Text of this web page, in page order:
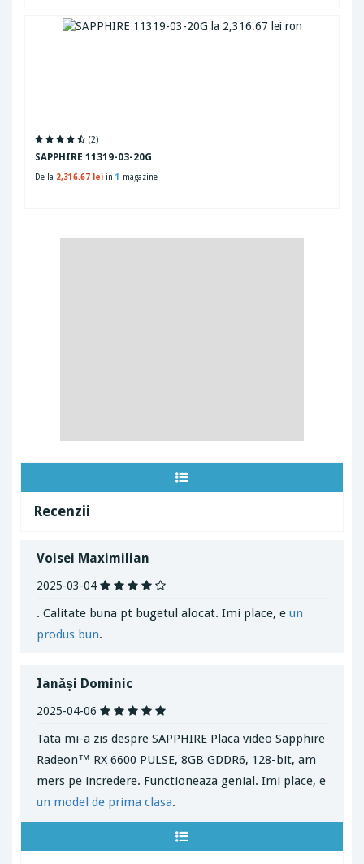
(2)
SAPPHIRE 11319-03-20G
De la 2,316.67 lei in 1 magazine
Recenzii
Voisei Maximilian
2025-03-04
. Calitate buna pt bugetul alocat. Imi place, e un
produs bun.
Ianăși Dominic
2025-04-06
Tata mi-a zis despre SAPPHIRE Placa video Sapphire
Radeon™ RX 6600 PULSE, 8GB GDDR6, 128-bit, am
mers pe incredere. Functioneaza genial. Imi place, e
un model de prima clasa.